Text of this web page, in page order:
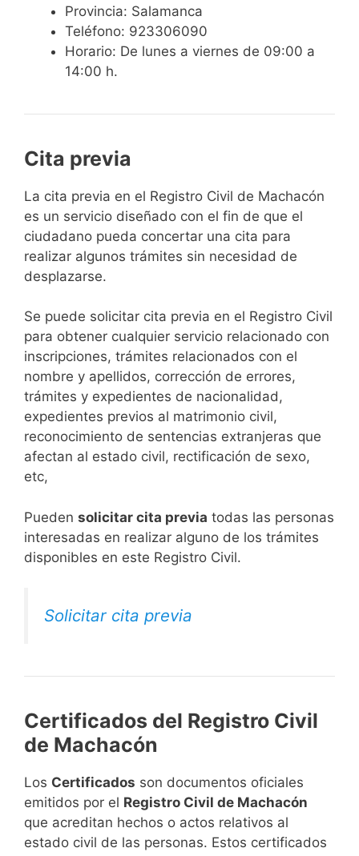
Provincia: Salamanca
Teléfono: 923306090
Horario: De lunes a viernes de 09:00 a
14:00 h.
Cita previa
​​​​​​​​​​​​​​​​​​​​​​​​​​​​La cita previa en el Registro Civil de Machacón
es un servicio diseñado con el fin de que el
ciudadano pueda concertar una cita para
realizar algunos trámites sin necesidad de
desplazarse.​
Se puede solicitar cita previa en el Registro Civil
para obtener cualquier servicio relacionado con
inscripciones, trámites relacionados con el
nombre y apellidos, corrección de errores,
trámites y expedientes de nacionalidad,
expedientes previos al matrimonio civil,
reconocimiento de sentencias extranjeras que
afectan al estado civil, rectificación de sexo,
etc,
​Pueden solicitar cita previa todas las personas
interesadas en realizar alguno de los trámites
disponibles en este Registro Civil.​
Solicitar cita previa
Certificados del Registro Civil
de Machacón
Los Certificados son documentos oficiales
emitidos por el Registro Civil de Machacón
que acreditan hechos o actos relativos al
estado civil de las personas. Estos certificados